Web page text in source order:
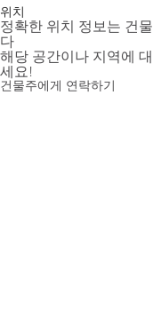
위치
정확한 위치 정보는 건
다
해당 공간이나 지역에
세요!
건물주에게 연락하기